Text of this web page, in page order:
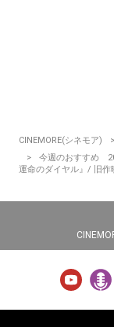
CINEMORE(シネモア)
今週のおすすめ
運命のダイヤル』/ 旧作